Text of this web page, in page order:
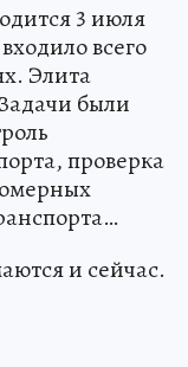
3 июля
всего
Элита
были
проверка
и сейчас.